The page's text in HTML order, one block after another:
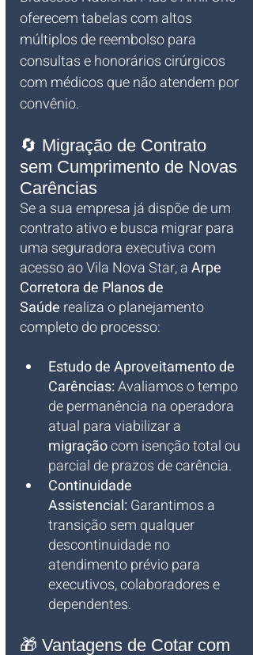
oferecem tabelas com altos
múltiplos de reembolso para
consultas e honorários cirúrgicos
com médicos que não atendem por
convênio.
🔄 Migração de Contrato
sem Cumprimento de Novas
Carências
Se a sua empresa já dispõe de um
contrato ativo e busca migrar para
uma seguradora executiva com
acesso ao Vila Nova Star, a Arpe
Corretora de Planos de
Saúde realiza o planejamento
completo do processo:
Estudo de Aproveitamento de
Carências: Avaliamos o tempo
de permanência na operadora
atual para viabilizar a
migração com isenção total ou
parcial de prazos de carência.
Continuidade
Assistencial: Garantimos a
transição sem qualquer
descontinuidade no
atendimento prévio para
executivos, colaboradores e
dependentes.
🎁 Vantagens de Cotar com